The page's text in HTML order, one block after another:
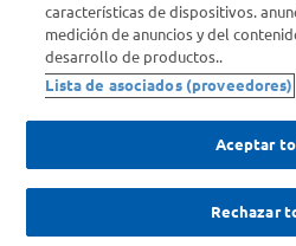
Comprá Online
características de dispositivos.
medición de anuncios y del
desarrollo de productos..
Lista de asociados (proveedores)
Aceptar
Rechazar